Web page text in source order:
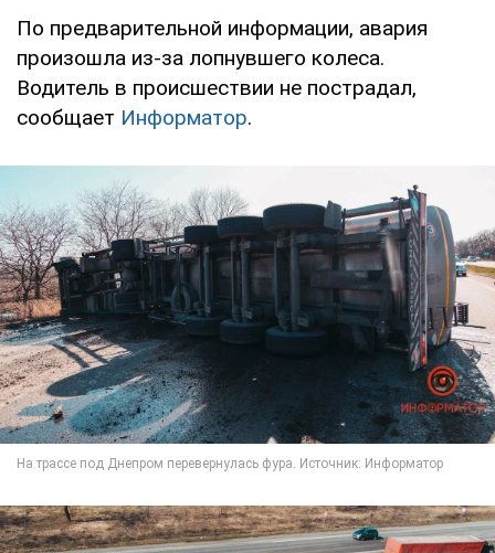
По предварительной информации, авария
произошла из-за лопнувшего колеса.
Водитель в происшествии не пострадал,
сообщает Информатор.